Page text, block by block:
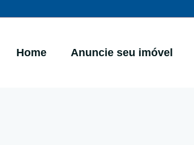
Home Anuncie seu imóvel